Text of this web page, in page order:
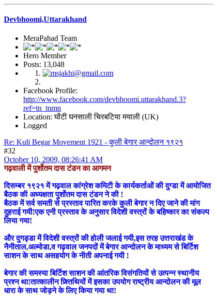
Devbhoomi,Uttarakhand
MeraPahad Team
Hero Member
Posts: 13,048
Facebook Profile:
http://www.facebook.com/devbhoomi.uttarakhand.3?
ref=tn_tnmn
Location: घोंटी घनसाली चिरबटिया मयाली (UK)
Logged
Re: Kuli Begar Movement 1921 - कुली बेगार आन्दोलन १९२१
#32
October 10, 2009, 08:26:41 AM
गढ़वाली में पुर्शोतम दास टंडन का आगमन
दिसम्बर १९२१ में गढ़वाल कांग्रेश कमिटी के कार्यकर्ताओं की दुग्डा में आयोजित
बैठक की अध्यक्षता पुर्शोतम दास टंडन ने की !
बैठक में सर्व समती से प्रस्ताव पारित करके कुली बेगार न दिए जाने की मांग
दुहराई गयी!एक एनी प्रस्ताव के अनुसार विदेशी वस्त्रों के बहिष्कार का संकल्प
लिया गया!
और दुगड्डा में विदेशी वस्त्रों की होली जलाई गयी,इस तरह उत्तराखंड के
नैनीताल,अल्मोडा,व गढ़वाल जनपदों में बेगार आन्दोलन के माध्यम से बिर्टिश
साशन के साथ असहयोग के नीती अपनाई गयी !
बेगार की समस्या बिर्टिश साशन की आंतरिक विसंगतियों से उत्पन्न स्थानीय
प्रश्न था!तात्कालीन प्र्श्तिथियों में इसका उपयोग राष्ट्रीय आन्दोलन की मूल
धारा के साथ जोड़ने के लिए किया गया था!